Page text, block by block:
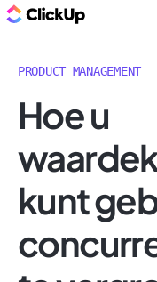
PRODUCT MANAGEMENT
Hoe u
kunt